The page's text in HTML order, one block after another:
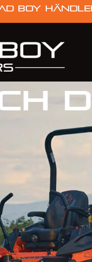
Boy